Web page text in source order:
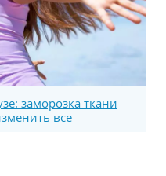
заморозка ткани
все